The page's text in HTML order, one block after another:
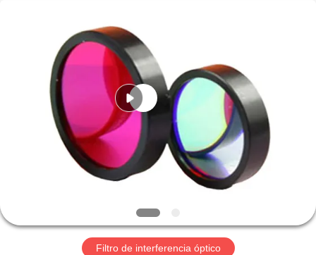
HOGAR
PRODUCTOS
SOBRE
NOSOTROS
VIAJE
Filtro de interferencia óptico